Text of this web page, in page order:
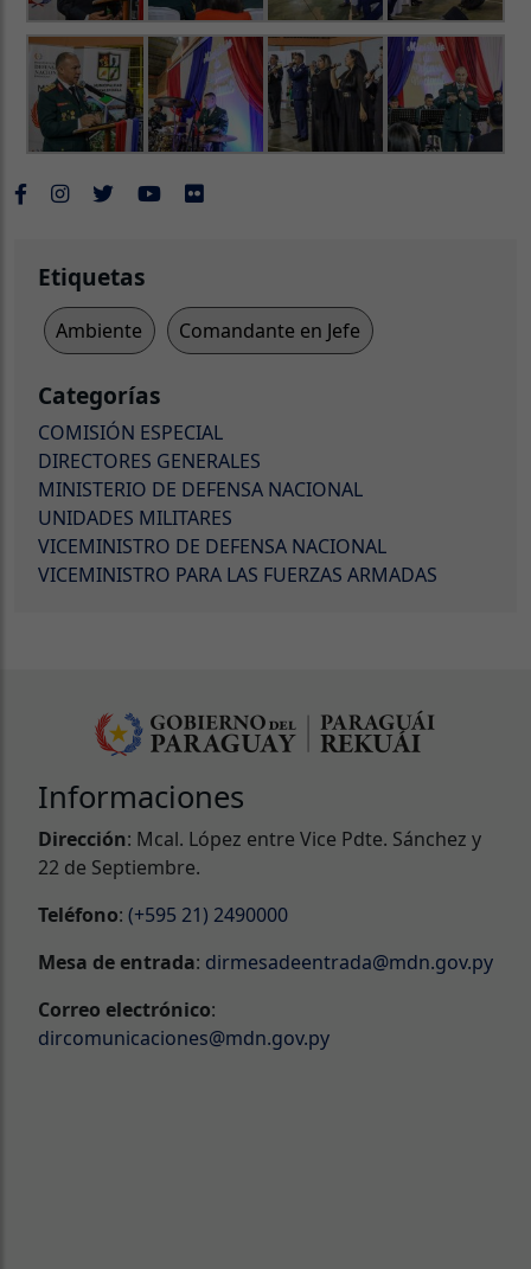
Etiquetas
Ambiente Comandante en Jefe
Categorías
COMISIÓN ESPECIAL
DIRECTORES GENERALES
MINISTERIO DE DEFENSA NACIONAL
UNIDADES MILITARES
VICEMINISTRO DE DEFENSA NACIONAL
VICEMINISTRO PARA LAS FUERZAS ARMADAS
Informaciones
Dirección: Mcal. López entre Vice Pdte. Sánchez y
22 de Septiembre.
Teléfono: (+595 21) 2490000
Mesa de entrada: dirmesadeentrada@mdn.gov.py
Correo electrónico:
dircomunicaciones@mdn.gov.py